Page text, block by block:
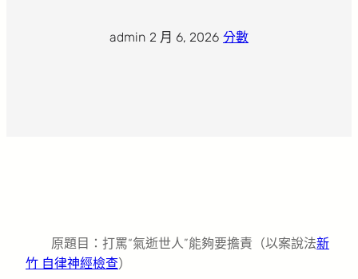
admin 2 月 6, 2026 分數
原題目：打罵“氣逝世人”能夠要擔責（以案說法新
竹 自律神經檢查）